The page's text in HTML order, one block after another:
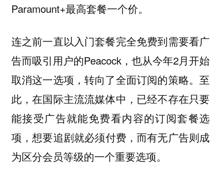
Paramount+最高套餐一个价。
连之前一直以入门套餐完全免费到需要看广
告而吸引用户的Peacock，也从今年2月开始
取消这一选项，转向了全面订阅的策略。至
此，在国际主流流媒体中，已经不存在只要
能接受广告就能免费看内容的订阅套餐选
项，想要追剧就必须付费，而有无广告则成
为区分会员等级的一个重要选项。